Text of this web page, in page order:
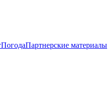
ПогодаПартнерские материалы